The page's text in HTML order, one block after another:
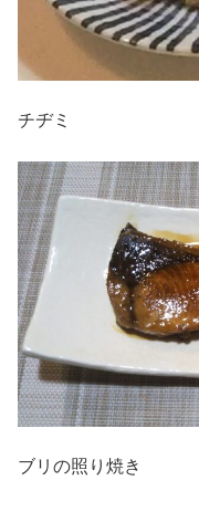
チヂミ
ブリの照り焼き